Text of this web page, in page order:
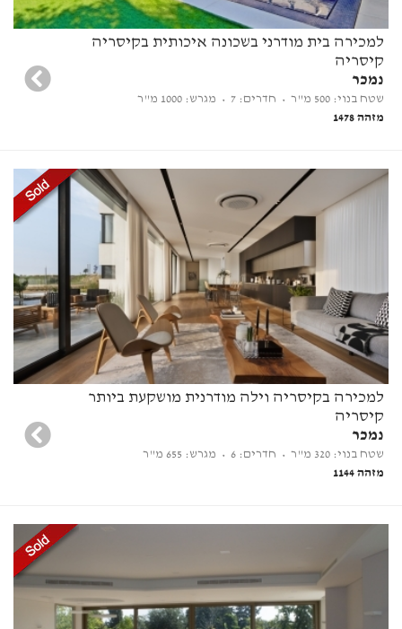
למכירה בית מודרני בשכונה איכותית בקיסריה
קיסריה
נמכר
שטח בנוי: 500 מ"ר • חדרים: 7
• מגרש: 1000 מ"ר
מזהה 1478
למכירה בקיסריה וילה מודרנית מושקעת ביותר
קיסריה
נמכר
שטח בנוי: 320 מ"ר • חדרים: 6
• מגרש: 655 מ"ר
מזהה 1144